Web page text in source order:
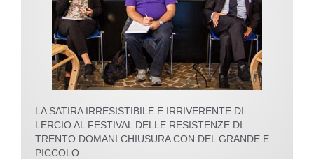
LA SATIRA IRRESISTIBILE E IRRIVERENTE DI
LERCIO AL FESTIVAL DELLE RESISTENZE DI
TRENTO DOMANI CHIUSURA CON DEL GRANDE E
PICCOLO